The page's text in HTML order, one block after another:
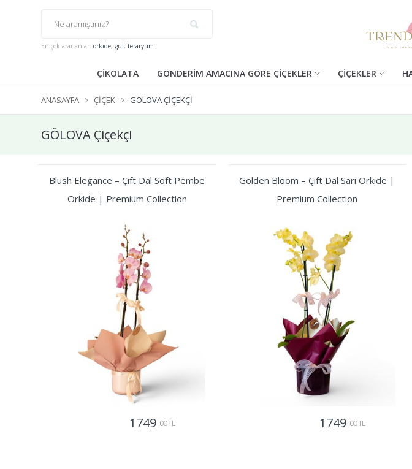
En çok arananlar: orkide, gül, teraryum
ÇİKOLATA GÖNDERİM AMACINA GÖRE ÇİÇEKLER ÇİÇEKLER
ANASAYFA ÇIÇEK GÖLOVA ÇIÇEKÇI
GÖLOVA Çiçekçi
Blush Elegance – Çift Dal Soft Pembe
Orkide | Premium Collection
1749 ,00 TL
Golden Bloom – Çift Dal Sarı Orkide |
Premium Collection
1749 ,00 TL